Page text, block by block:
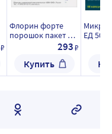
₽
Флорин форте
порошок пакет 10
293₽
Купить
ЕД 50